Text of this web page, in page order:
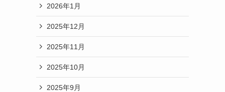
2026年1月
2025年12月
2025年11月
2025年10月
2025年9月